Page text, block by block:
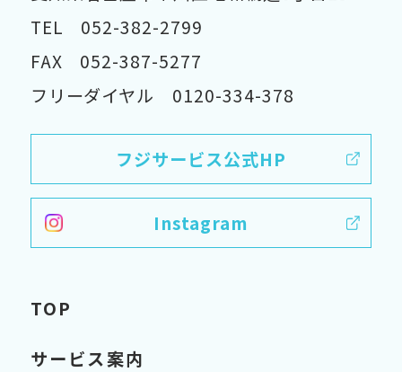
TEL 052-382-2799
FAX 052-387-5277
フリーダイヤル 0120-334-378
フジサービス公式HP
Instagram
TOP
サービス案内